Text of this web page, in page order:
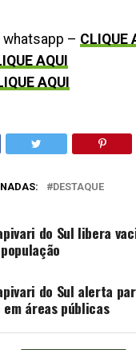
whatsapp – CLIQUE
AQUI
AQUI
DESTAQUE
do Sul libera
do Sul alerta
áreas públicas